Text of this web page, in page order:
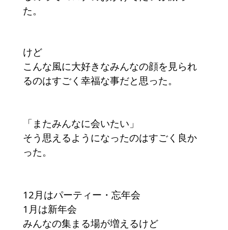
た。
けど
こんな風に大好きなみんなの顔を見られ
るのはすごく幸福な事だと思った。
「またみんなに会いたい」
そう思えるようになったのはすごく良か
った。
12月はパーティー・忘年会
1月は新年会
みんなの集まる場が増えるけど